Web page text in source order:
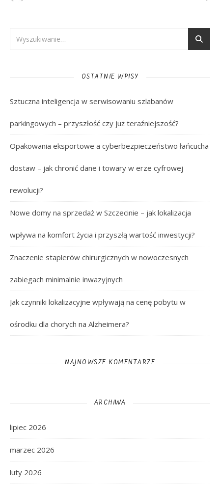
OSTATNIE WPISY
Sztuczna inteligencja w serwisowaniu szlabanów
parkingowych – przyszłość czy już teraźniejszość?
Opakowania eksportowe a cyberbezpieczeństwo łańcucha
dostaw – jak chronić dane i towary w erze cyfrowej
rewolucji?
Nowe domy na sprzedaż w Szczecinie – jak lokalizacja
wpływa na komfort życia i przyszłą wartość inwestycji?
Znaczenie staplerów chirurgicznych w nowoczesnych
zabiegach minimalnie inwazyjnych
Jak czynniki lokalizacyjne wpływają na cenę pobytu w
ośrodku dla chorych na Alzheimera?
NAJNOWSZE KOMENTARZE
ARCHIWA
lipiec 2026
marzec 2026
luty 2026